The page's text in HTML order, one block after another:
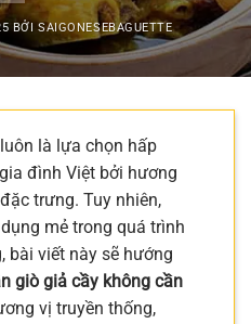
BỞISAIGONESEBAGUETTE
là lựa chọn hấp
đình Việt bởi hương
trưng. Tuy nhiên,
mẻ trong quá trình
bài viết này sẽ hướng
giò giả cầy không cần
vị truyền thống,